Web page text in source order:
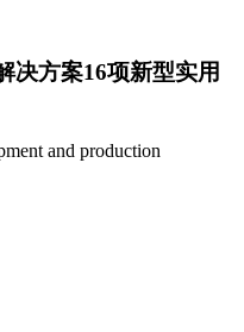
决方案16项新型实用
and production